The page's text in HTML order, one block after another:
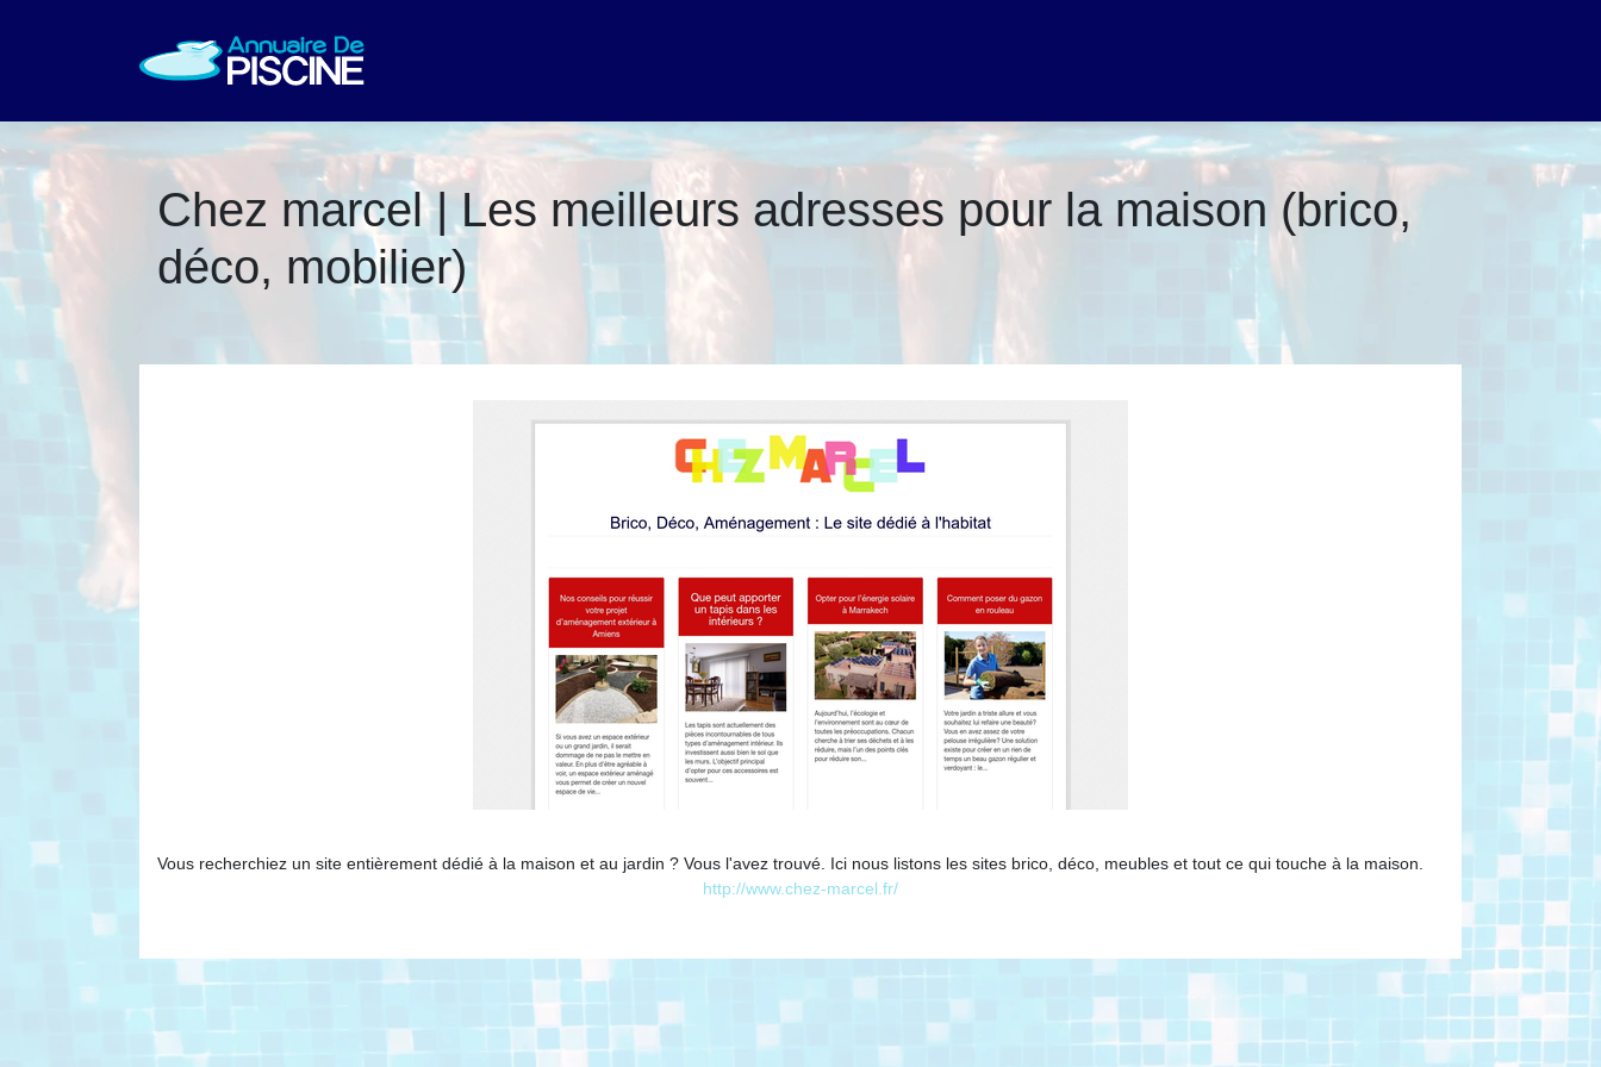
Chez marcel | Les meilleurs adresses pour la maison (brico,
déco, mobilier)
Vous recherchiez un site entièrement dédié à la maison et au jardin ? Vous l'avez trouvé. Ici nous listons les sites brico, déco, meubles et tout ce qui touche à la maison.
http://www.chez-marcel.fr/